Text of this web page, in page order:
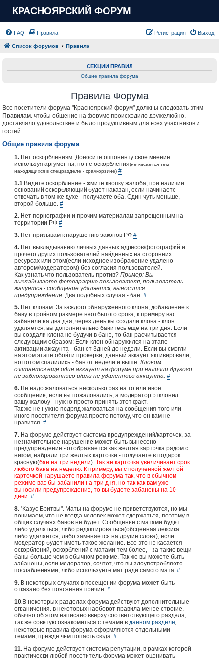
КРАСНОЯРСКИЙ ФОРУМ
FAQ Правила Выход
Регистрация
Список форумов Правила
СЕКЦИИ ПРАВИЛ
Общие правила форума
Правила Форума
Все посетители форума "Красноярский форум" должны следовать этим
Правилам, чтобы общение на форуме происходило дружелюбно,
доставляло удовольствие и было продуктивным для всех участников и
гостей.
Общие правила форума
1. Нет оскорблениям. Доносите оппоненту свое мнение
используя аргументы, но не оскорбления(не касается тем
находящихся в спецразделе - срачкорзине) #
1.1 Видите оскорбление - жмите кнопку жалоба, при наличии
оснований оскорбляющий будет наказан, если начинаете
отвечать в том же духе - получаете оба. Один чуть меньше,
второй больше. #
2. Нет порнографии и прочим материалам запрещенным на
территории РФ #
3. Нет призывам к нарушению законов РФ #
4. Нет выкладыванию личных данных адресов/фотографий и
прочего других пользователей найденных на сторонних
ресурсах или этом(если исходное изображение удалено
автором/модератором) без согласия пользователей.
Как узнать что пользователь против? Пример: Вы
выкладываете фотографию пользователя, пользователь
жалуется - сообщение удаляется, выносится
предупреждение. Два подобных случая - бан. #
5. Нет клонам. За каждого обнаруженного клона, добавление к
бану в тройном размере неотбытого срока, к примеру вас
забанили на два дня, через день вы создали клона - клон
удаляется, вы дополнительно банитесь еще на три дня. Если
вы создали клона не будучи в бане, то бан расчитывается
следующим образом: Если клон обнаружился на этапе
активации аккаунта - бан от 3дней до недели. Если вы смогли
на этом этапе обойти проверки, данный аккаунт активировали,
но потом спалились - бан от недели и выше. Клоном
считается еще один аккаунт на форуме при наличии другого
не заблокированного и/или не удаленного аккаунта. #
6. Не надо жаловаться несколько раз на то или иное
сообщение, если вы пожаловались, а модератор отклонил
вашу жалобу - нужно просто принять этот факт.
Так же не нужно подряд жаловаться на сообщения того или
иного посетителя форума просто потому, что он вам не
нравится. #
7. На форуме действует система предупреждений/карточек, за
незначительное нарушение может быть вынесено
предупреждение - отображается как желтая карточка рядом с
ником, набрали три желтых карточки - получаете в подарок
красную(бан на три недели). Так же карточка увеличивает срок
любого бана на неделю. К примеру, вы с полученной жёлтой
карточкой нарушаете правила форума так, что в обычном
режиме вас бы забанили на три дня, но так как вам уже
выносили предупреждение, то вы будете забанены на 10
дней. #
8. "Казус Бритвы". Маты на форуме не приветствуются, но мы
понимаем, что не всегда человек может сдержаться, поэтому в
общих случаях банов не будет. Сообщение с матами будет
либо удаляться, либо редактироваться(обсценная лексика
либо удаляется, либо заменяется на другие слова), если
модератор будет иметь такое желание. Все это не касается
оскорблений, оскорблений с матами тем более, - за такие вещи
баны больше чем в обычном режиме. Так же вы можете быть
забанены, если модератор, сочтет, что вы злоупотребляете
послаблениями, либо используете мат ради самого мата. #
9. В некоторых случаях в посещении форума может быть
отказано без пояснения причин. #
10.В некоторых разделах форума действуют дополнительные
ограничения, в некоторых наоборот правила менее строгие,
обычно об этом написано вверху соответствующего раздела,
так же советую ознакомиться с темами в данном разделе
некоторые правила форума оформляются отдельными
темами, прежде чем попасть сюда. #
11. На форуме действует система репутации, в рамках которой
практически любой посетитель форума может оценивать